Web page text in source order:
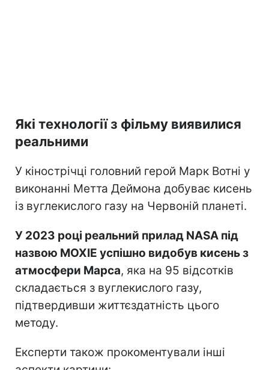
Які технології з фільму виявилися
реальними
У кінострічці головний герой Марк Вотні у
виконанні Метта Деймона добуває кисень
із вуглекислого газу на Червоній планеті.
У 2023 році реальний прилад NASA під
назвою MOXIE успішно видобув кисень з
атмосфери Марса, яка на 95 відсотків
складається з вуглекислого газу,
підтвердивши життєздатність цього
методу.
Експерти також прокоментували інші